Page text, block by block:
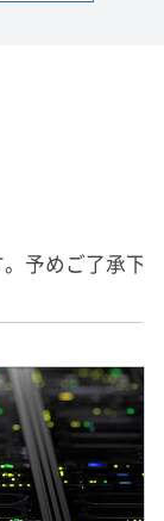
予めご了承下